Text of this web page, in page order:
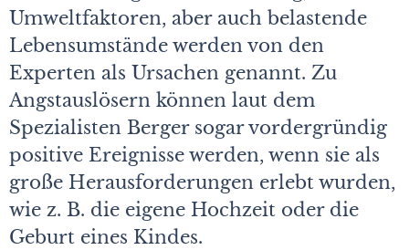
Umweltfaktoren, aber auch belastende
Lebensumstände werden von den
Experten als Ursachen genannt. Zu
Angstauslösern können laut dem
Spezialisten Berger sogar vordergründig
positive Ereignisse werden, wenn sie als
große Herausforderungen erlebt wurden,
wie z. B. die eigene Hochzeit oder die
Geburt eines Kindes.